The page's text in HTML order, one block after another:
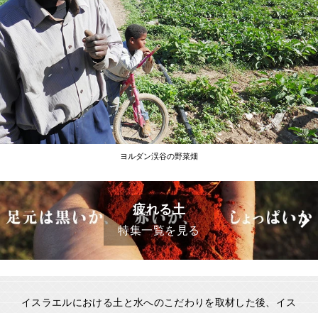
ヨルダン渓谷の野菜畑
疲れる土
特集一覧を見る
イスラエルにおける土と水へのこだわりを取材した後、イス